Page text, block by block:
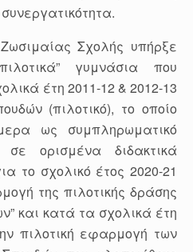
Σχολής υπήρξε
γυμνάσια που
έτη 2011-12 & 2012-13
(πιλοτικό), το οποίο
ως συμπληρωματικό
ορισμένα διδακτικά
το σχολικό έτος 2020-21
της πιλοτικής δράσης
και κατά τα σχολικά έτη
πιλοτική εφαρμογή των